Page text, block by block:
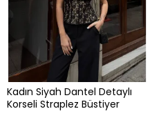
Kadın Siyah Dantel Detaylı
Korseli Straplez Büstiyer